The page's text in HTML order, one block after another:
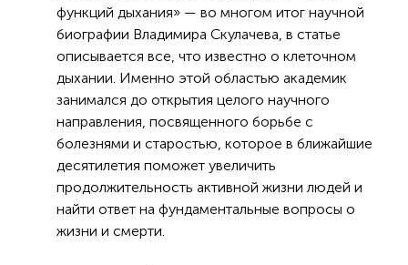
функций дыхания» — во многом итог научной
биографии Владимира Скулачева, в статье
описывается все, что известно о клеточном
дыхании. Именно этой областью академик
занимался до открытия целого научного
направления, посвященного борьбе с
болезнями и старостью, которое в ближайшие
десятилетия поможет увеличить
продолжительность активной жизни людей и
найти ответ на фундаментальные вопросы о
жизни и смерти.